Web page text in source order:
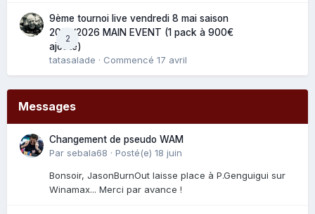
2
9ème tournoi live vendredi 8 mai saison
2025/2026 MAIN EVENT (1 pack à 900€
ajouté)
tatasalade · Commencé 17 avril
Messages
Changement de pseudo WAM
Par sebala68 · Posté(e) 18 juin
Bonsoir, JasonBurnOut laisse place à P.Genguigui sur
Winamax... Merci par avance !